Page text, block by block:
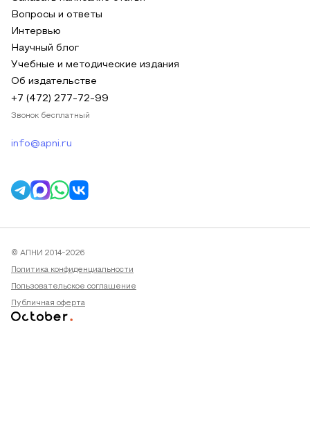
Вопросы и ответы
Интервью
Научный блог
Учебные и методические издания
Об издательстве
+7 (472) 277-72-99
Звонок бесплатный
info@apni.ru
© АПНИ 2014-2026
Политика конфиденциальности
Пользовательское соглашение
Публичная оферта